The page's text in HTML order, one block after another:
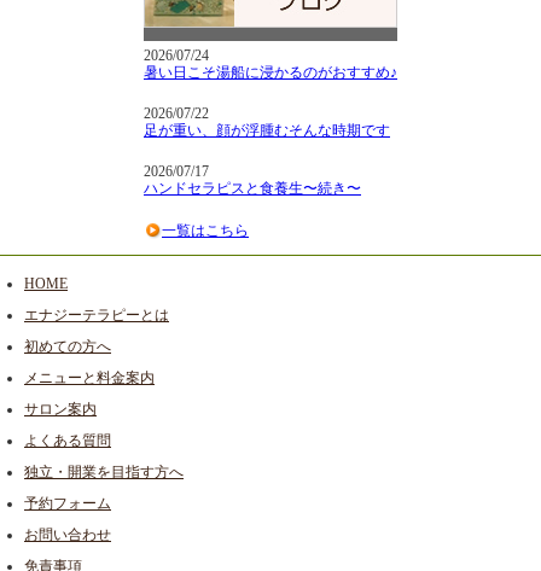
2026/07/24
暑い日こそ湯船に浸かるのがおすすめ♪
2026/07/22
足が重い、顔が浮腫むそんな時期です
2026/07/17
ハンドセラピスと食養生〜続き〜
一覧はこちら
HOME
エナジーテラピーとは
初めての方へ
メニューと料金案内
サロン案内
よくある質問
独立・開業を目指す方へ
予約フォーム
お問い合わせ
免責事項